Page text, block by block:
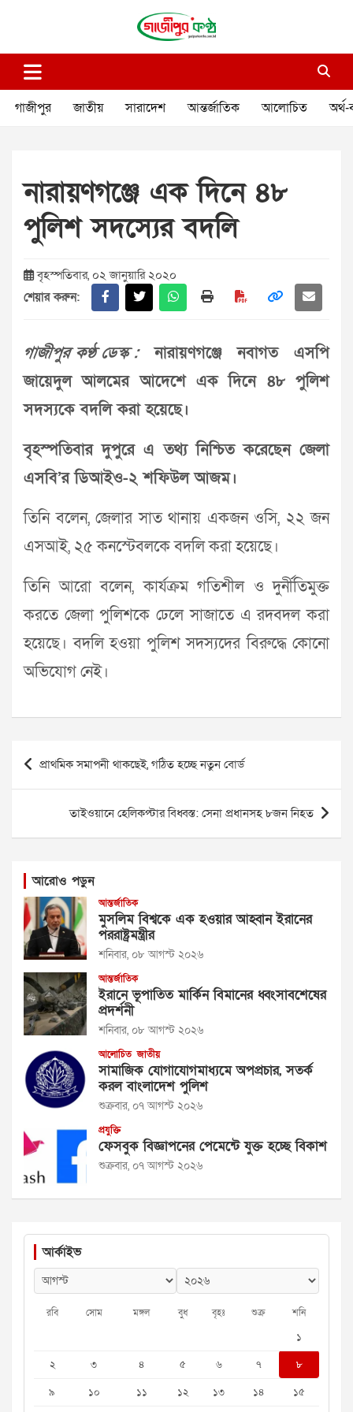
গাজীপুর কণ্ঠ
গাজীপুর জাতীয় সারাদেশ আন্তর্জাতিক আলোচিত অর্থ-
নারায়ণগঞ্জে এক দিনে ৪৮
পুলিশ সদস্যের বদলি
বৃহস্পতিবার, ০২ জানুয়ারি ২০২০
শেয়ার করুন:
গাজীপুর কণ্ঠ ডেস্ক :নারায়ণগঞ্জে নবাগত এসপি
জায়েদুল আলমের আদেশে এক দিনে ৪৮ পুলিশ
সদস্যকে বদলি করা হয়েছে।
বৃহস্পতিবার দুপুরে এ তথ্য নিশ্চিত করেছেন জেলা
এসবি’র ডিআইও-২ শফিউল আজম।
তিনি বলেন, জেলার সাত থানায় একজন ওসি, ২২ জন
এসআই, ২৫ কনস্টেবলকে বদলি করা হয়েছে।
তিনি আরো বলেন, কার্যক্রম গতিশীল ও দুর্নীতিমুক্ত
করতে জেলা পুলিশকে ঢেলে সাজাতে এ রদবদল করা
হয়েছে। বদলি হওয়া পুলিশ সদস্যদের বিরুদ্ধে কোনো
অভিযোগ নেই।
Post
navigation
প্রাথমিক সমাপনী থাকছেই, গঠিত হচ্ছে নতুন বোর্ড
তাইওয়ানে হেলিকপ্টার বিধ্বস্ত: সেনা প্রধানসহ ৮জন নিহত
আরোও পড়ুন
আন্তর্জাতিক
মুসলিম বিশ্বকে এক হওয়ার আহ্বান ইরানের
পররাষ্ট্রমন্ত্রীর
শনিবার, ০৮ আগস্ট ২০২৬
আন্তর্জাতিক
ইরানে ভূপাতিত মার্কিন বিমানের ধ্বংসাবশেষের
প্রদর্শনী
শনিবার, ০৮ আগস্ট ২০২৬
আলোচিত জাতীয়
সামাজিক যোগাযোগমাধ্যমে অপপ্রচার, সতর্ক
করল বাংলাদেশ পুলিশ
শুক্রবার, ০৭ আগস্ট ২০২৬
প্রযুক্তি
ফেসবুক বিজ্ঞাপনের পেমেন্টে যুক্ত হচ্ছে বিকাশ
শুক্রবার, ০৭ আগস্ট ২০২৬
আর্কাইভ
রবি সোম মঙ্গল বুধ বৃহঃ শুক্র শনি
১
২
৩ ৪ ৫ ৬ ৭
৮
৯
১০ ১১ ১২ ১৩ ১৪ ১৫